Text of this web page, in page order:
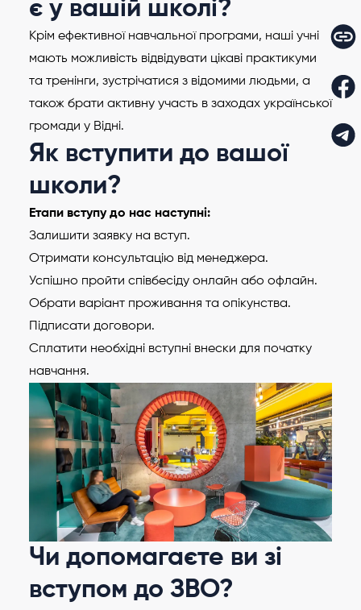
є у вашій школі?
Крім ефективної навчальної програми, наші учні
мають можливість відвідувати цікаві практикуми
та тренінги, зустрічатися з відомими людьми, а
також брати активну участь в заходах української
громади у Відні.
Як вступити до вашої
школи?
Етапи вступу до нас наступні:
Залишити заявку на вступ.
Отримати консультацію від менеджера.
Успішно пройти співбесіду онлайн або офлайн.
Обрати варіант проживання та опікунства.
Підписати договори.
Сплатити необхідні вступні внески для початку
навчання.
Чи допомагаєте ви зі
вступом до ЗВО?